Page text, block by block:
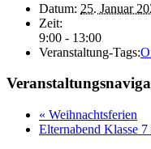
Datum: 25. Januar
Zeit:
9:00 - 13:00
Veranstaltung-Tags:
« Weihnachtsferien
Elternabend Klasse 7